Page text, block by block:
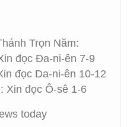
Trọn Năm:
đọc Đa-ni-ên 7-9
đọc Da-ni-ên 10-12
Xin đọc Ô-sê 1-6
today